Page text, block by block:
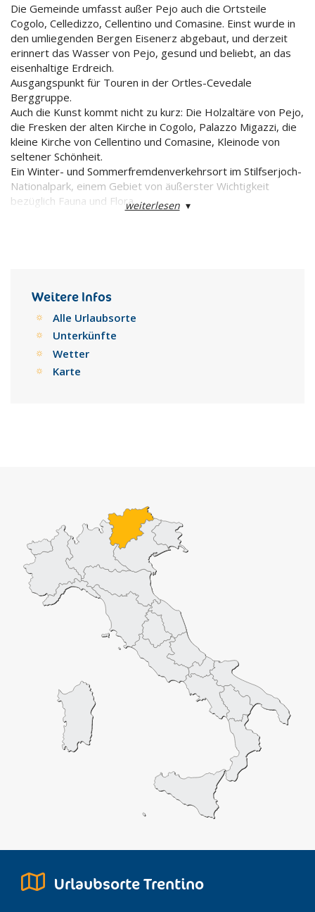
Die Gemeinde umfasst außer Pejo auch die Ortsteile
Cogolo, Celledizzo, Cellentino und Comasine. Einst wurde in
den umliegenden Bergen Eisenerz abgebaut, und derzeit
erinnert das Wasser von Pejo, gesund und beliebt, an das
eisenhaltige Erdreich.
Ausgangspunkt für Touren in der Ortles-Cevedale
Berggruppe.
Auch die Kunst kommt nicht zu kurz: Die Holzaltäre von Pejo,
die Fresken der alten Kirche in Cogolo, Palazzo Migazzi, die
kleine Kirche von Cellentino und Comasine, Kleinode von
seltener Schönheit.
Ein Winter- und Sommerfremdenverkehrsort im Stilfserjoch-
Nationalpark, einem Gebiet von äußerster Wichtigkeit
bezüglich Fauna und Flora.weiterlesen▾
Weitere Infos
Alle Urlaubsorte
Unterkünfte
Wetter
Karte
Urlaubsorte Trentino